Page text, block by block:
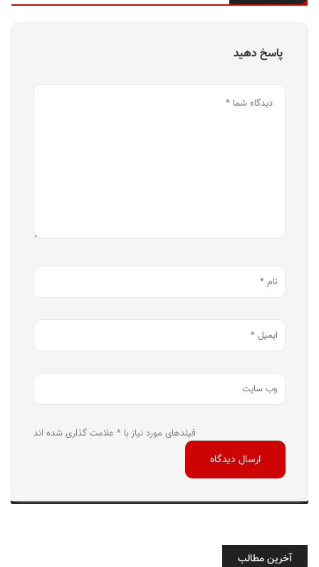
پاسخ دهید
فیلدهای مورد نیاز با * علامت گذاری شده اند
آخرین مطالب